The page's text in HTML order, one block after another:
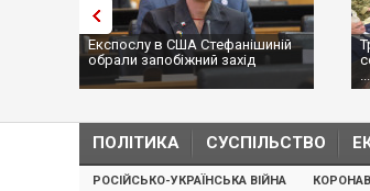
Експослу в США Стефанішиній
обрали запобіжний захід
...
ПОЛІТИКА СУСПІЛЬСТВО
РОСІЙСЬКО-УКРАЇНСЬКА ВІЙНА